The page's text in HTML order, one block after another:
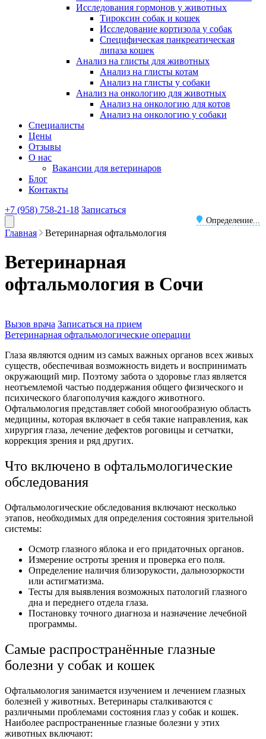
Исследования гормонов у животных
Тироксин собак и кошек
Исследование кортизола у собак
Специфическая панкреатическая
липаза кошек
Анализ на глисты для животных
Анализ на глисты котам
Анализ на глисты у собаки
Анализ на онкологию для животных
Анализ на онкологию для котов
Анализ на онкологию у собаки
Специалисты
Цены
Отзывы
О нас
Вакансии для ветеринаров
Блог
Контакты
+7 (958) 758-21-18
Определение...
Записаться
Главная Ветеринарная офтальмология
Ветеринарная
офтальмология в Сочи
Вызов врача Записаться на прием
Ветеринарная офтальмологические операции
Глаза являются одним из самых важных органов всех живых
существ, обеспечивая возможность видеть и воспринимать
окружающий мир. Поэтому забота о здоровье глаз является
неотъемлемой частью поддержания общего физического и
психического благополучия каждого животного.
Офтальмология представляет собой многообразную область
медицины, которая включает в себя такие направления, как
хирургия глаза, лечение дефектов роговицы и сетчатки,
коррекция зрения и ряд других.
Что включено в офтальмологические
обследования
Офтальмологические обследования включают несколько
этапов, необходимых для определения состояния зрительной
системы:
Осмотр глазного яблока и его придаточных органов.
Измерение остроты зрения и проверка его поля.
Определение наличия близорукости, дальнозоркости
или астигматизма.
Тесты для выявления возможных патологий глазного
дна и переднего отдела глаза.
Постановку точного диагноза и назначение лечебной
программы.
Самые распространённые глазные
болезни у собак и кошек
Офтальмология занимается изучением и лечением глазных
болезней у животных. Ветеринары сталкиваются с
различными проблемами состояния глаз у собак и кошек.
Наиболее распространенные глазные болезни у этих
животных включают: